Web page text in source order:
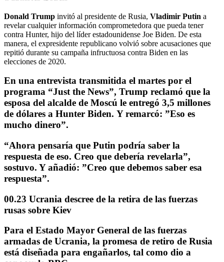
Donald Trump invitó al presidente de Rusia, Vladimir Putin a
revelar cualquier información comprometedora que pueda tener
contra Hunter, hijo del líder estadounidense Joe Biden. De esta
manera, el expresidente republicano volvió sobre acusaciones que
repitió durante su campaña infructuosa contra Biden en las
elecciones de 2020.
En una entrevista transmitida el martes por el
programa “Just the News”, Trump reclamó que la
esposa del alcalde de Moscú le entregó 3,5 millones
de dólares a Hunter Biden. Y remarcó: ”Eso es
mucho dinero”.
“Ahora pensaría que Putin podría saber la
respuesta de eso. Creo que debería revelarla”,
sostuvo. Y añadió: ”Creo que debemos saber esa
respuesta”.
00.23 Ucrania descree de la retira de las fuerzas
rusas sobre Kiev
Para el Estado Mayor General de las fuerzas
armadas de Ucrania, la promesa de retiro de Rusia
está diseñada para engañarlos, tal como dio a